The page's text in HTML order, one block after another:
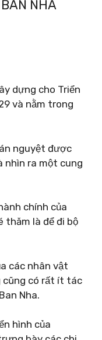
NHA
dựng cho Triển
và nằm trong
nguyệt được
nhìn ra một cung
chính của
thăm là để đi bộ
các nhân vật
cũng có rất ít tác
Nha.
hình của